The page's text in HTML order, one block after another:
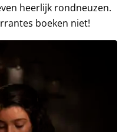
heerlijk rondneuzen.
boeken niet!